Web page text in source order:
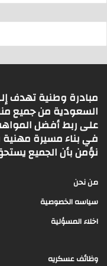
مبادرة وطنية تهدف
السعودية من جميع
على ربط أفضل
في بناء مسيرة مهنية
نؤمن بأن الجميع
من نحن
سياسه الخصوصية
اخلاء المسؤلية
وظائف عسكريه